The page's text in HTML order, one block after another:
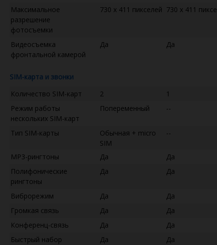
Максимальное
разрешение
фотосъемки
730 x 411 пикселей 730 x 411
Видеосъемка
фронтальной камерой
Да Да
SIM-карта и звонки
Количество SIM-карт
2
1
Режим работы
нескольких SIM-карт
Попеременный --
Тип SIM-карты
Обычная + micro
SIM
--
MP3-рингтоны Да
Да
Полифонические
рингтоны
Да Да
Виброрежим Да
Да
Громкая связь
Да
Да
Конференц-связь
Да
Да
Быстрый набор
Да
Да